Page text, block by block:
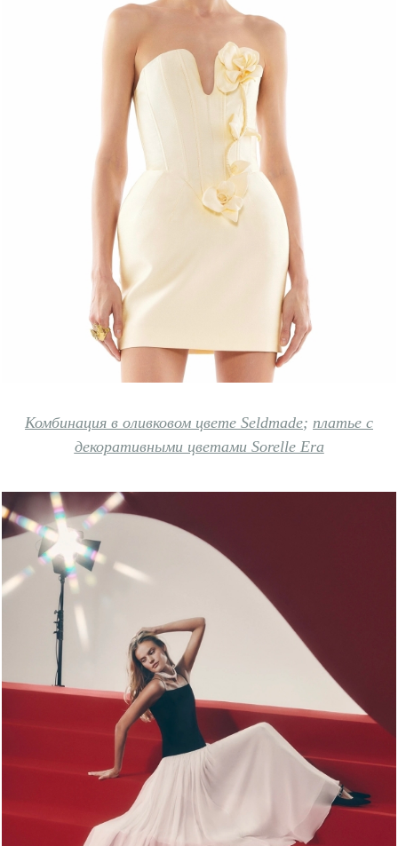
Комбинация в оливковом цвете Seldmade; платье с
декоративными цветами Sorelle Era